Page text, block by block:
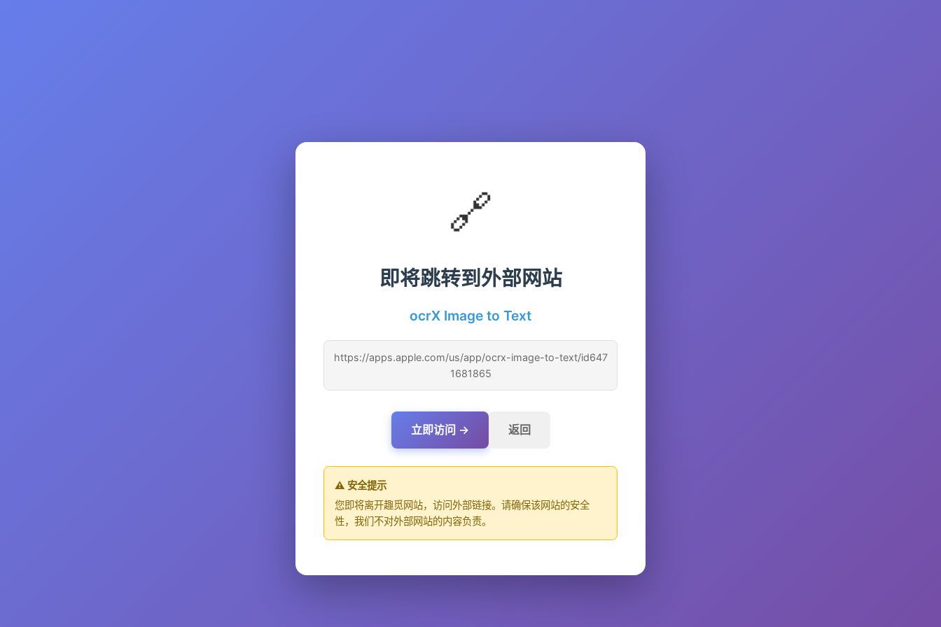
🔗
即将跳转到外部网站
ocrX Image to Text
https://apps.apple.com/us/app/ocrx-image-to-text/id647
1681865
立即访问 → 返回
⚠️ 安全提示
您即将离开趣觅网站，访问外部链接。请确保该网站的安全
性，我们不对外部网站的内容负责。